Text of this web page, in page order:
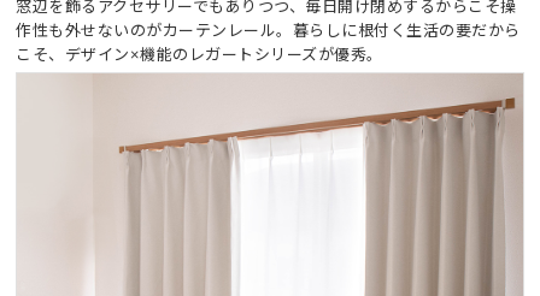
窓辺を飾るアクセサリーでもありつつ、毎日開け閉めするからこそ操
作性も外せないのがカーテンレール。暮らしに根付く生活の要だから
こそ、デザイン×機能のレガートシリーズが優秀。